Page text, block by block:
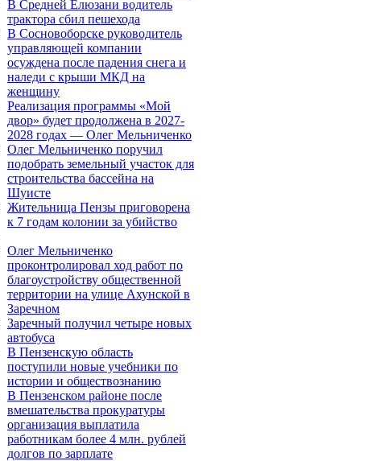
В Средней Елюзани водитель
трактора сбил пешехода
В Сосновоборске руководитель
управляющей компании
осуждена после падения снега и
наледи с крыши МКД на
женщину
Реализация программы «Мой
двор» будет продолжена в 2027-
2028 годах — Олег Мельниченко
Олег Мельниченко поручил
подобрать земельный участок для
строительства бассейна на
Шуисте
Жительница Пензы приговорена
к 7 годам колонии за убийство
Олег Мельниченко
проконтролировал ход работ по
благоустройству общественной
территории на улице Ахунской в
Заречном
Заречный получил четыре новых
автобуса
В Пензенскую область
поступили новые учебники по
истории и обществознанию
В Пензенском районе после
вмешательства прокуратуры
организация выплатила
работникам более 4 млн. рублей
долгов по зарплате